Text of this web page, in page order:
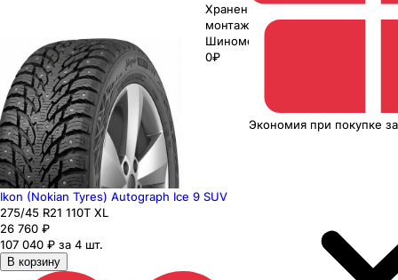
Хранение до
монтажа 0₽
Шиномонтаж
0₽
Ikon (Nokian Tyres) Autograph Ice 9 SUV
275/45 R21 110T XL
26 760 ₽
107 040 ₽ за 4 шт.
В корзину
Экономия при покупке